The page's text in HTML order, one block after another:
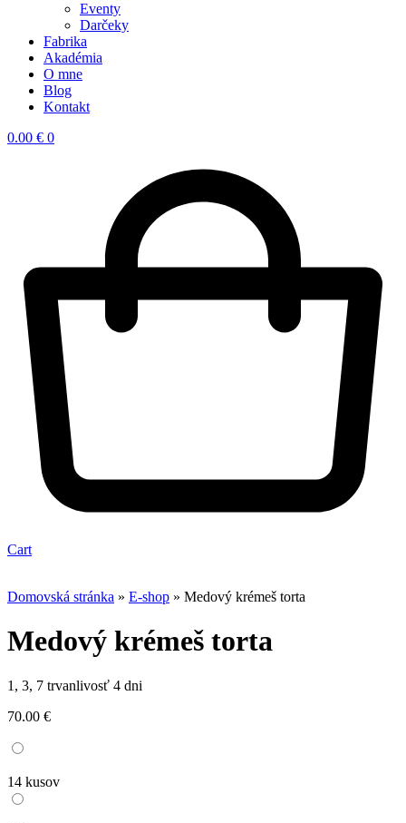
Eventy
Darčeky
Fabrika
Akadémia
O mne
Blog
Kontakt
0.00 € 0
Cart
Domovská stránka » E-shop » Medový krémeš torta
Medový krémeš torta
1, 3, 7 trvanlivosť 4 dni
70.00 €
14 kusov